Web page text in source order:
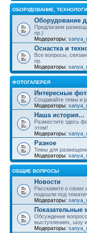
ОБОРУДОВАНИЕ,
Оборудование
Предлагаем
пр.)
Модераторы:
Оснастка и
Все вопросы,
пр.
Модераторы:
ФОТОГАЛЕРЕЯ
Интересные
Создавайте темы и
Модераторы:
Наша история...
Разместите здесь
этом!
Модераторы:
Разное
Темы для
Модераторы:
ОБЩИЕ ВОПРОСЫ
Новости
Расскажите о своих
подошли под
Модераторы:
Показательные
Обсуждение
выступлениях, шоу и
Модераторы: